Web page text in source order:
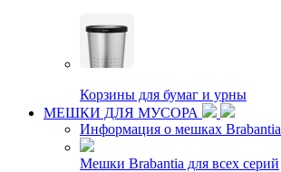
Корзины для бумаг и урны
МЕШКИ ДЛЯ МУСОРА
Информация о мешках Brabantia
Мешки Brabantia для всех серий